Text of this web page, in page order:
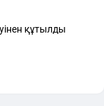
құтылды